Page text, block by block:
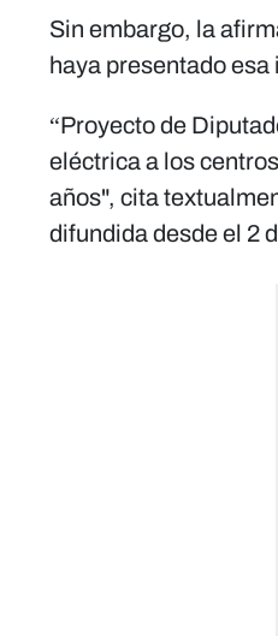
Sin embargo, la
haya presentado esa
“Proyecto de
eléctrica a los
años", cita
difundida desde el 2